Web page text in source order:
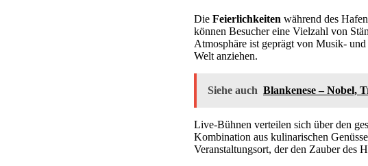
Die Feierlichkeiten während des
können Besucher eine Vielzahl von
Atmosphäre ist geprägt von Musik-
Welt anziehen.
Siehe auch Blankenese – Nobel,
Live-Bühnen verteilen sich über den
Kombination aus kulinarischen
Veranstaltungsort, der den Zauber des